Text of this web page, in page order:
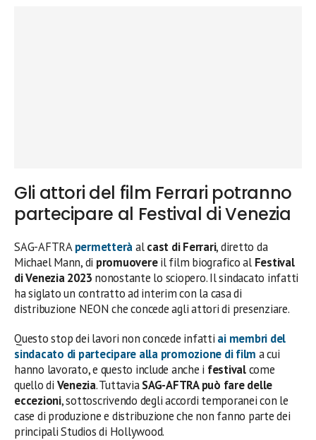
Gli attori del film Ferrari potranno
partecipare al Festival di Venezia
SAG-AFTRApermetteràalcast di Ferrari, diretto da
Michael Mann, di promuovereil film biografico al Festival
di Venezia 2023 nonostante lo sciopero. Il sindacato infatti
ha siglato un contratto ad interim con la casa di
distribuzione NEON che concede agli attori di presenziare.
Questo stop dei lavori non concede infatti ai membri del
sindacato di partecipare alla promozione di film a cui
hanno lavorato, e questo include anche i festivalcome
quello di Venezia. TuttaviaSAG-AFTRA può fare delle
eccezioni, sottoscrivendo degli accordi temporanei con le
case di produzione e distribuzione che non fanno parte dei
principali Studios di Hollywood.